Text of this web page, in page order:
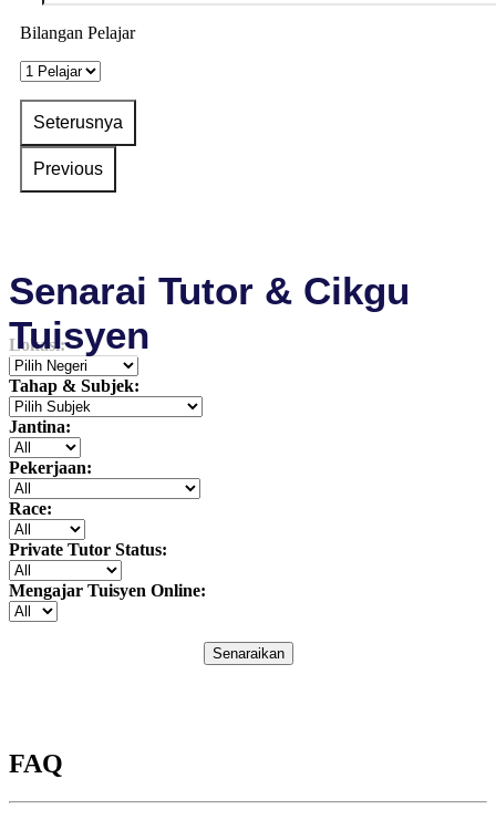
Bilangan Pelajar
Senarai Tutor & Cikgu
Tuisyen
Lokasi:
Tahap & Subjek:
Jantina:
Pekerjaan:
Race:
Private Tutor Status:
Mengajar Tuisyen Online:
Senaraikan
FAQ